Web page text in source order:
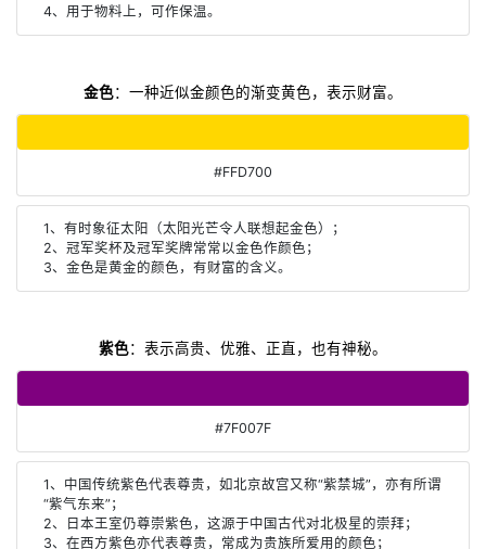
4、用于物料上，可作保温。
金色：一种近似金颜色的渐变黄色，表示财富。
#FFD700
1、有时象征太阳（太阳光芒令人联想起金色）；
2、冠军奖杯及冠军奖牌常常以金色作颜色；
3、金色是黄金的颜色，有财富的含义。
紫色：表示高贵、优雅、正直，也有神秘。
#7F007F
1、中国传统紫色代表尊贵，如北京故宫又称“紫禁城”，亦有所谓
“紫气东来”；
2、日本王室仍尊崇紫色，这源于中国古代对北极星的崇拜；
3、在西方紫色亦代表尊贵，常成为贵族所爱用的颜色；